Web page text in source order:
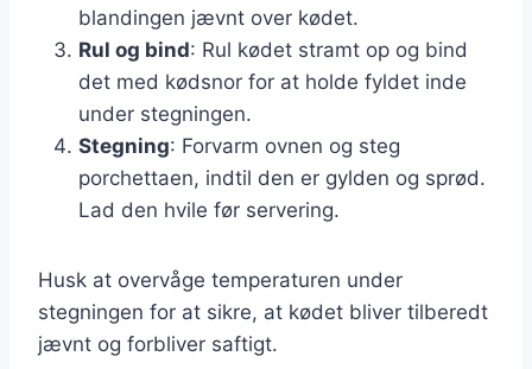
blandingen jævnt over kødet.
Rul og bind: Rul kødet stramt op og bind
det med kødsnor for at holde fyldet inde
under stegningen.
Stegning: Forvarm ovnen og steg
porchettaen, indtil den er gylden og sprød.
Lad den hvile før servering.
Husk at overvåge temperaturen under
stegningen for at sikre, at kødet bliver tilberedt
jævnt og forbliver saftigt.